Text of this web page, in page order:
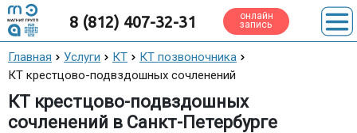
8 (812) 407-32-31 онлайн
запись
Главная Услуги КТ
КТ позвоночника
КТ крестцово-подвздошных сочленений
КТ крестцово-подвздошных
сочленений в Санкт-Петербурге